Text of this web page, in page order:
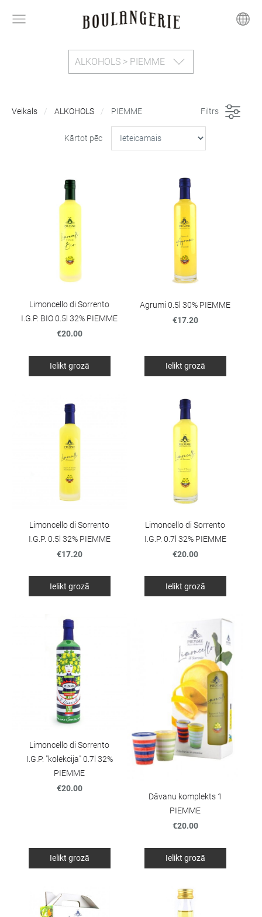
ALKOHOLS > PIEMME
Veikals ALKOHOLS PIEMME Filtrs
Kārtot pēc
Limoncello di Sorrento
I.G.P. BIO 0.5l 32% PIEMME
€20.00
Ielikt grozā
Agrumi 0.5l 30% PIEMME
€17.20
Ielikt grozā
Limoncello di Sorrento
I.G.P. 0.5l 32% PIEMME
€17.20
Ielikt grozā
Limoncello di Sorrento
I.G.P. 0.7l 32% PIEMME
€20.00
Ielikt grozā
Limoncello di Sorrento
I.G.P. "kolekcija" 0.7l 32%
PIEMME
€20.00
Ielikt grozā
Dāvanu komplekts 1
PIEMME
€20.00
Ielikt grozā